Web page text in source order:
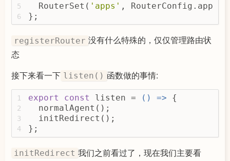
93
94
96
99
101
102
103
104
105
107
        });
      }
const appList = apps.filter(
(!app.basename) app.basename
return !!app.activeWhen;
    })
as Array
const listenOptions = {
      basename,
      deactive,
5
6
  RouterSet(
'apps' ,
};
registerRouter 没有什么特殊的，仅仅管理路由状
态
接下来看一下 listen() 函数做的事情:
1
2
3
4
export const listen = () => {
  normalAgent();
  initRedirect();
};
initRedirect 我们之前看过了，现在我们主要看